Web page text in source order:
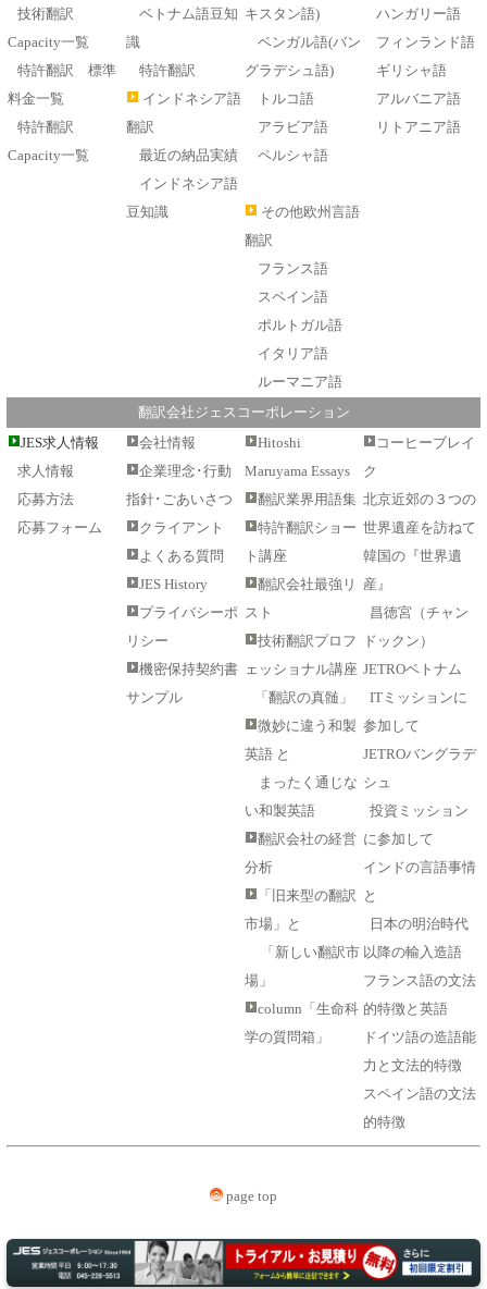
技術翻訳
Capacity一覧
特許翻訳 標準
料金一覧
特許翻訳
Capacity一覧
ベトナム語豆知
識
特許翻訳
インドネシア語
翻訳
最近の納品実績
インドネシア語
豆知識
キスタン語)
ベンガル語(バン
グラデシュ語)
トルコ語
アラビア語
ペルシャ語
その他欧州言語
翻訳
フランス語
スペイン語
ポルトガル語
イタリア語
ルーマニア語
ハンガリー語
フィンランド語
ギリシャ語
アルバニア語
リトアニア語
翻訳会社ジェスコーポレーション
JES求人情報
求人情報
応募方法
応募フォーム
会社情報
企業理念･行動
指針･ごあいさつ
クライアント
よくある質問
JES History
プライバシーポ
リシー
機密保持契約書
サンプル
Hitoshi
Maruyama Essays
翻訳業界用語集
特許翻訳ショー
ト講座
翻訳会社最強リ
スト
技術翻訳プロフ
ェッショナル講座
「翻訳の真髄」
微妙に違う和製
英語 と
まったく通じな
い和製英語
翻訳会社の経営
分析
「旧来型の翻訳
市場」と
「新しい翻訳市
場」
column「生命科
学の質問箱」
コーヒーブレイ
ク
北京近郊の３つの
世界遺産を訪ねて
韓国の『世界遺
産』
昌徳宮（チャン
ドックン）
JETROベトナム
ITミッションに
参加して
JETROバングラデ
シュ
投資ミッション
に参加して
インドの言語事情
と
日本の明治時代
以降の輸入造語
フランス語の文法
的特徴と英語
ドイツ語の造語能
力と文法的特徴
スペイン語の文法
的特徴
page top